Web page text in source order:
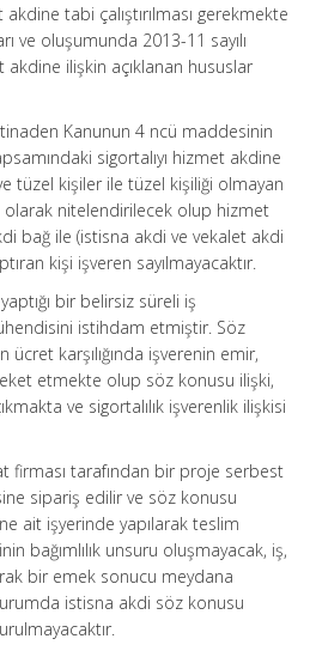
tabi çalıştırılması gerekmekte
ve oluşumunda 2013-11 sayılı
ilişkin açıklanan hususlar
Kanunun 4 ncü maddesinin
sigortalıyı hizmet akdine
tüzel kişiler ile tüzel kişiliği olmayan
olarak nitelendirilecek olup hizmet
bağ ile (istisna akdi ve vekalet akdi
kişi işveren sayılmayacaktır.
bir belirsiz süreli iş
istihdam etmiştir. Söz
karşılığında işverenin emir,
etmekte olup söz konusu ilişki,
ve sigortalılık işverenlik ilişkisi
firması tarafından bir proje serbest
sipariş edilir ve söz konusu
ait işyerinde yapılarak teslim
bağımlılık unsuru oluşmayacak, iş,
bir emek sonucu meydana
istisna akdi söz konusu